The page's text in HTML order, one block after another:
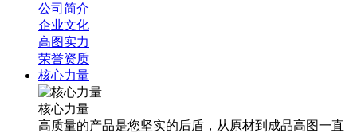
公司简介
企业文化
高图实力
荣誉资质
核心力量
核心力量
高质量的产品是您坚实的后盾，从原材到成品高图一直